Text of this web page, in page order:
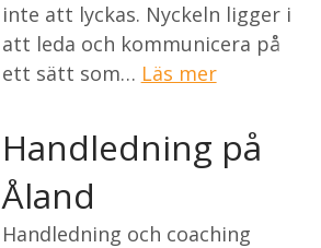
inte att lyckas. Nyckeln ligger i
att leda och kommunicera på
ett sätt som… Läs mer
Handledning på
Åland
Handledning och coaching